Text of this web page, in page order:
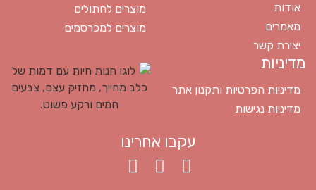
אודות
מאמרים
יצירת קשר
מוצרים לחתולים
מוצרים למכרסמים
מדיניות
מדיניות הפרטיות ותקנון אתר
מדיניות נגישות
עקבו אחרינו